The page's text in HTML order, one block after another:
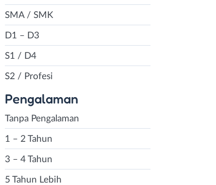
SMA / SMK
D1 – D3
S1 / D4
S2 / Profesi
Pengalaman
Tanpa Pengalaman
1 – 2 Tahun
3 – 4 Tahun
5 Tahun Lebih